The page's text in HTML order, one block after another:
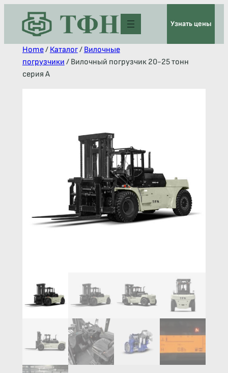
Узнать цены
Home/ Каталог/ Вилочные
погрузчики / Вилочный погрузчик 20-25 тонн
серия А